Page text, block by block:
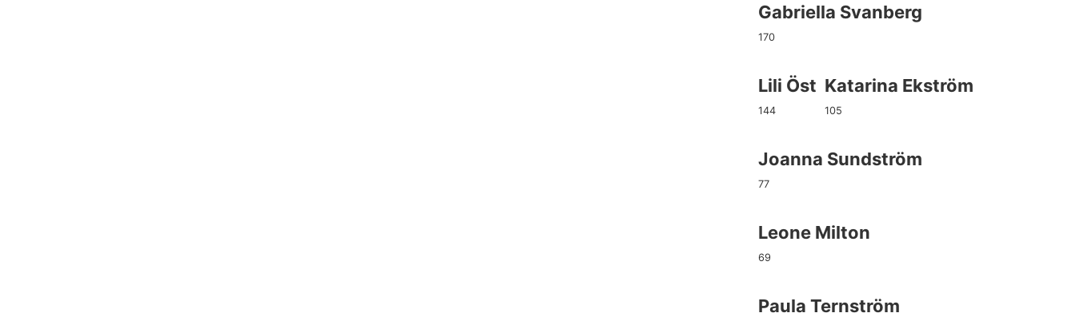
Gabriella Svanberg
170
Lili Öst
144
Katarina Ekström
105
Joanna Sundström
77
Leone Milton
69
Paula Ternström